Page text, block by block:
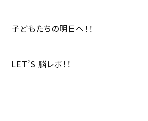
子どもたちの明日へ！！
LET’S 脳レボ！！